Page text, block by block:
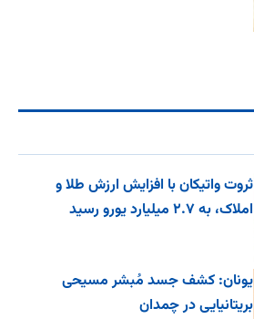
ثروت واتیکان با افزایش ارزش طلا و
املاک، به ۲.۷ میلیارد یورو رسید
یونان: کشف جسد مُبشر مسیحی
بریتانیایی در چمدان